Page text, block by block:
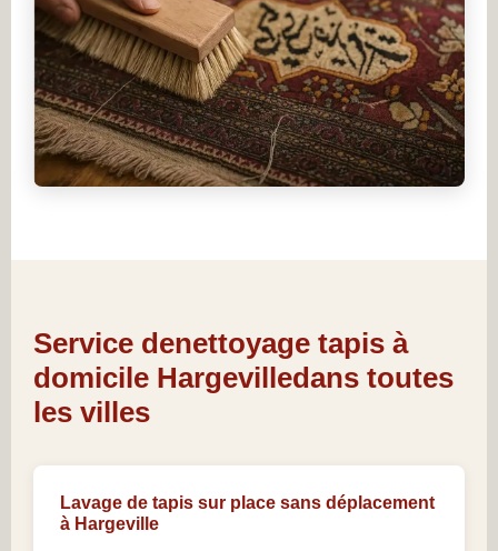
Service denettoyage tapis à
domicile Hargevilledans toutes
les villes
Lavage de tapis sur place sans déplacement
à Hargeville